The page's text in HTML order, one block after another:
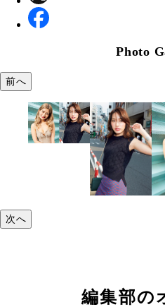
Photo
前へ
次へ
編集部の